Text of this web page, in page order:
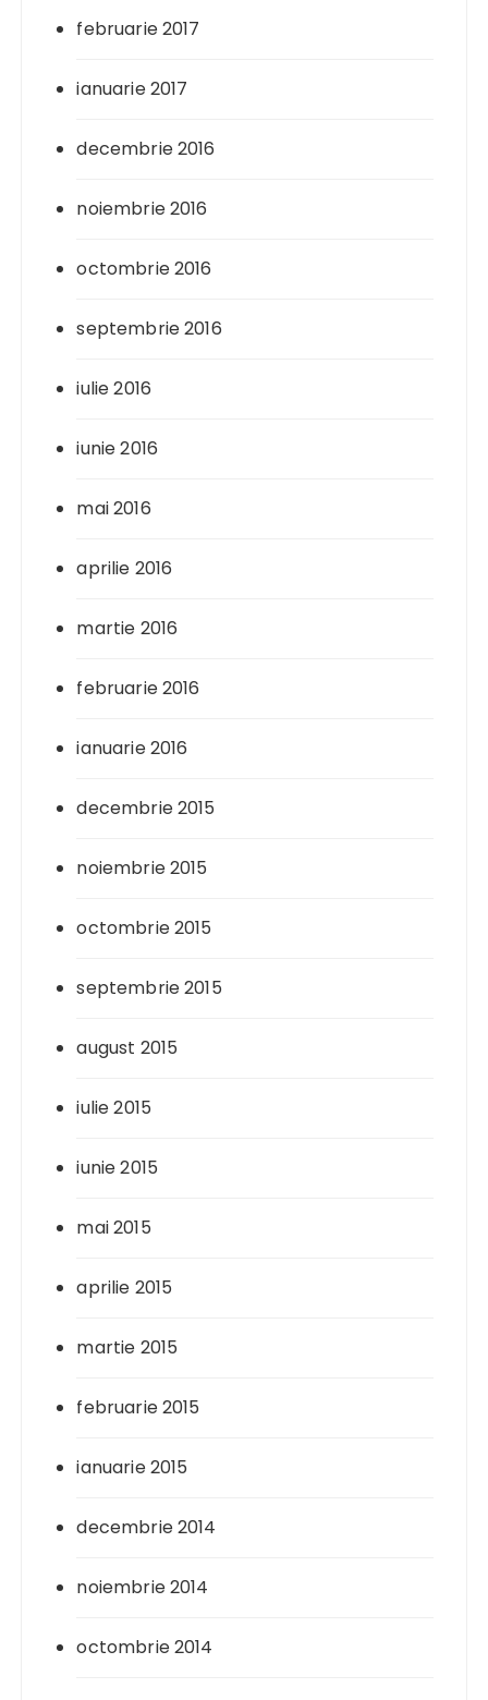
februarie 2017
ianuarie 2017
decembrie 2016
noiembrie 2016
octombrie 2016
septembrie 2016
iulie 2016
iunie 2016
mai 2016
aprilie 2016
martie 2016
februarie 2016
ianuarie 2016
decembrie 2015
noiembrie 2015
octombrie 2015
septembrie 2015
august 2015
iulie 2015
iunie 2015
mai 2015
aprilie 2015
martie 2015
februarie 2015
ianuarie 2015
decembrie 2014
noiembrie 2014
octombrie 2014